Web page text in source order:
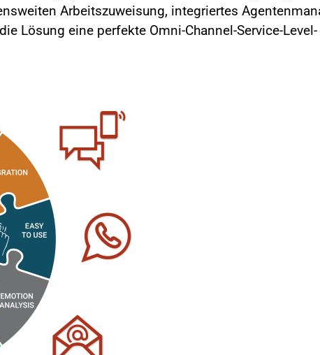
Arbeitszuweisung, integriertes
Lösung eine perfekte Omni-Channel-Service-